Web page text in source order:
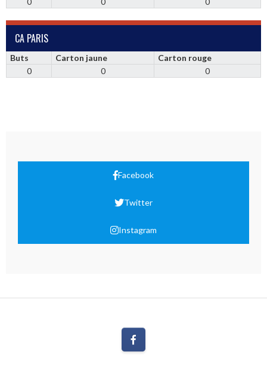
CA PARIS
Buts Carton jaune
Carton rouge
0
0 0
Facebook
Twitter
Instagram